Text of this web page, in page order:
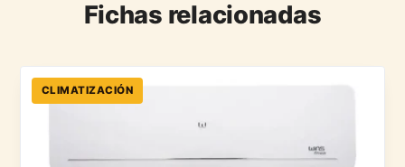
Fichas relacionadas
CLIMATIZACIÓN